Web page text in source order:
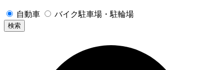
自動車 バイク駐車場・駐輪場
検索